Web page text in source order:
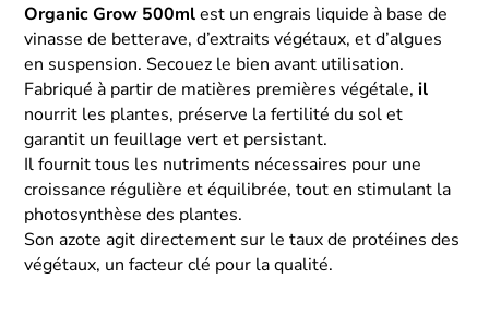
Organic Grow 500mlest un engrais liquide à base de
vinasse de betterave, d’extraits végétaux, et d’algues
en suspension. Secouez le bien avant utilisation.
Fabriqué à partir de matières premières végétale, il
nourrit les plantes, préserve la fertilité du sol et
garantit un feuillage vert et persistant.
Il fournit tous les nutriments nécessaires pour une
croissance régulière et équilibrée, tout en stimulant la
photosynthèse des plantes.
Son azote agit directement sur le taux de protéines des
végétaux, un facteur clé pour la qualité.